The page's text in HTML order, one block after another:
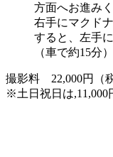
方面へお進みく
右手にマクド
すると、左手
（車で約15分）
撮影料 22,000円（
※土日祝日は,11,000